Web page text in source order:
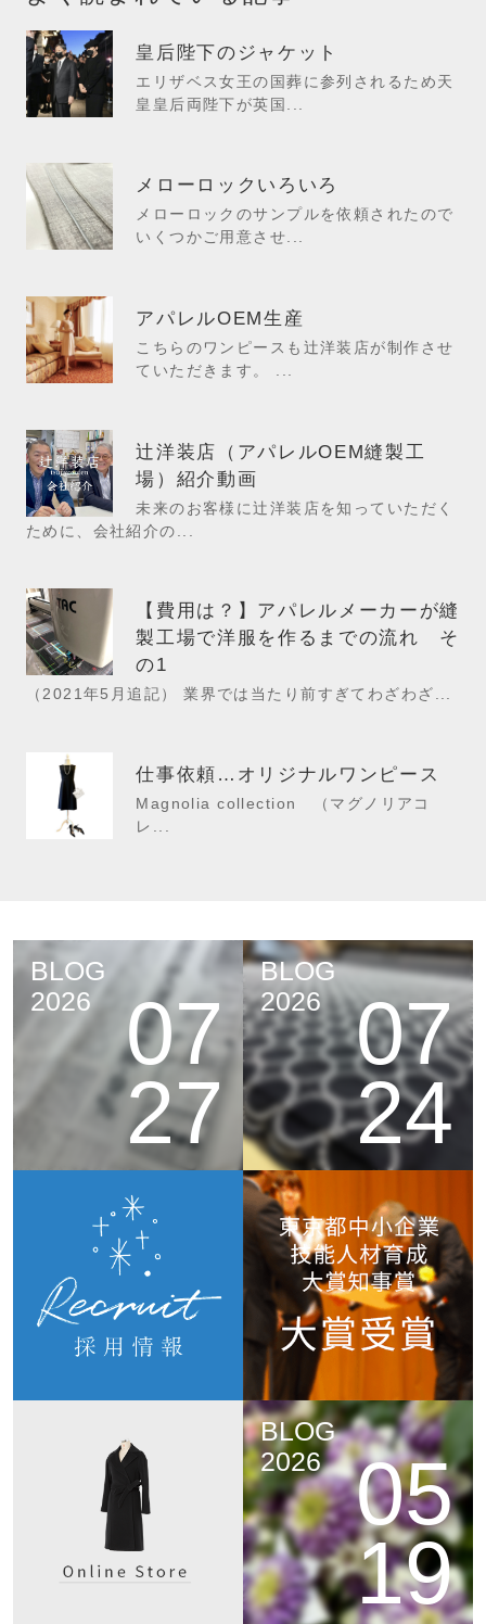
皇后陛下のジャケット
エリザベス女王の国葬に参列されるため天
皇皇后両陛下が英国...
メローロックいろいろ
メローロックのサンプルを依頼されたので
いくつかご用意させ...
アパレルOEM生産
こちらのワンピースも辻洋装店が制作させ
ていただきます。 ...
辻洋装店（アパレルOEM縫製工
場）紹介動画
未来のお客様に辻洋装店を知っていただく
ために、会社紹介の...
【費用は？】アパレルメーカーが縫
製工場で洋服を作るまでの流れ そ
の1
（2021年5月追記） 業界では当たり前すぎてわざわざ...
仕事依頼…オリジナルワンピース
Magnolia collection （マグノリアコ
レ...
BLOG
2026
07
27
BLOG
2026
07
24
BLOG
2026
05
19